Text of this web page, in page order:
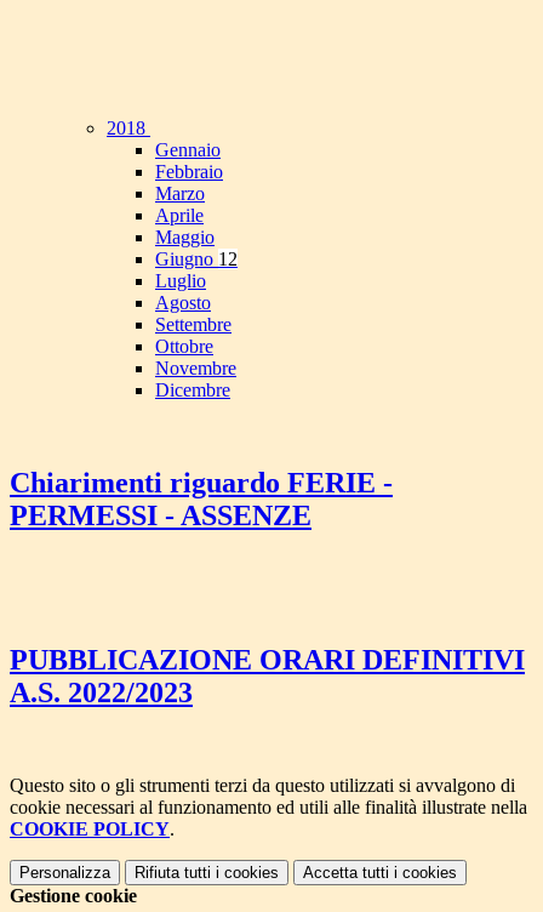
2018
Gennaio
Febbraio
Marzo
Aprile
Maggio
Giugno 12
Luglio
Agosto
Settembre
Ottobre
Novembre
Dicembre
Chiarimenti riguardo FERIE -
PERMESSI - ASSENZE
PUBBLICAZIONE ORARI DEFINITIVI
A.S. 2022/2023
Questo sito o gli strumenti terzi da questo utilizzati si avvalgono di
cookie necessari al funzionamento ed utili alle finalità illustrate nella
COOKIE POLICY.
Personalizza Rifiuta tutti i cookies Accetta tutti i cookies
Gestione cookie